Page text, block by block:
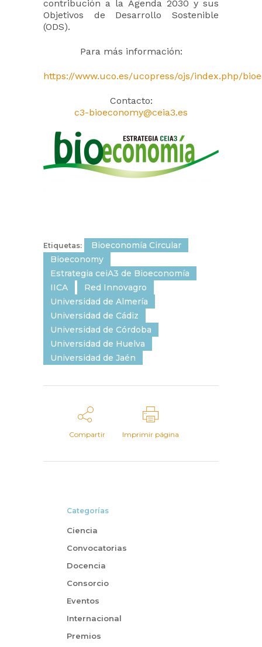
contribución a la Agenda 2030 y sus
Objetivos de Desarrollo Sostenible
(ODS).
Para más información:
https://www.uco.es/ucopress/ojs/index.php/
Contacto:
c3-bioeconomy@ceia3.es
Etiquetas:
Bioeconomía Circular
Bioeconomy
Estrategia ceiA3 de Bioeconomía
IICA
Red Innovagro
Universidad de Almería
Universidad de Cádiz
Universidad de Córdoba
Universidad de Huelva
Universidad de Jaén
Compartir Imprimir página
Categorías
Ciencia
Convocatorias
Docencia
Consorcio
Eventos
Internacional
Premios